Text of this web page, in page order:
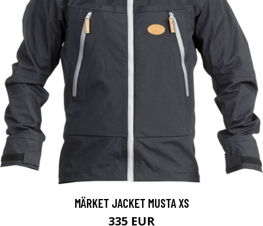
MÄRKET JACKET MUSTA XS
335 EUR